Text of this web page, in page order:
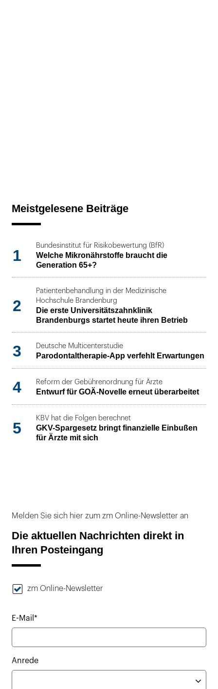
Meistgelesene Beiträge
1
Bundesinstitut für Risikobewertung (BfR)
Welche Mikronährstoffe braucht die
Generation 65+?
2
Patientenbehandlung in der Medizinische
Hochschule Brandenburg
Die erste Universitätszahnklinik
Brandenburgs startet heute ihren Betrieb
3 Deutsche Multicenterstudie
Parodontaltherapie-App verfehlt Erwartungen
4 Reform der Gebührenordnung für Ärzte
Entwurf für GOÄ-Novelle erneut überarbeitet
5
KBV hat die Folgen berechnet
GKV-Spargesetz bringt finanzielle Einbußen
für Ärzte mit sich
Melden Sie sich hier zum zm Online-Newsletter an
Die aktuellen Nachrichten direkt in
Ihren Posteingang
zm Online-Newsletter
E-Mail*
Anrede